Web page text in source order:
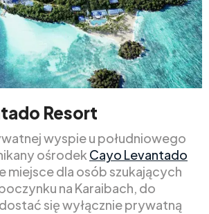
Resort
wyspie u południowego
ośrodek Cayo Levantado
miejsce dla osób szukających
na Karaibach, do
się wyłącznie prywatną